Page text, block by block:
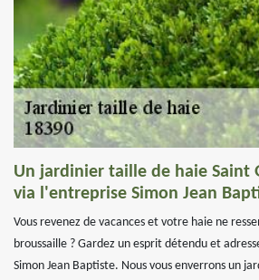
Un jardinier taille de haie Saint
via l'entreprise Simon Jean
Vous revenez de vacances et votre haie ne
broussaille ? Gardez un esprit détendu et
Simon Jean Baptiste. Nous vous enverrons un